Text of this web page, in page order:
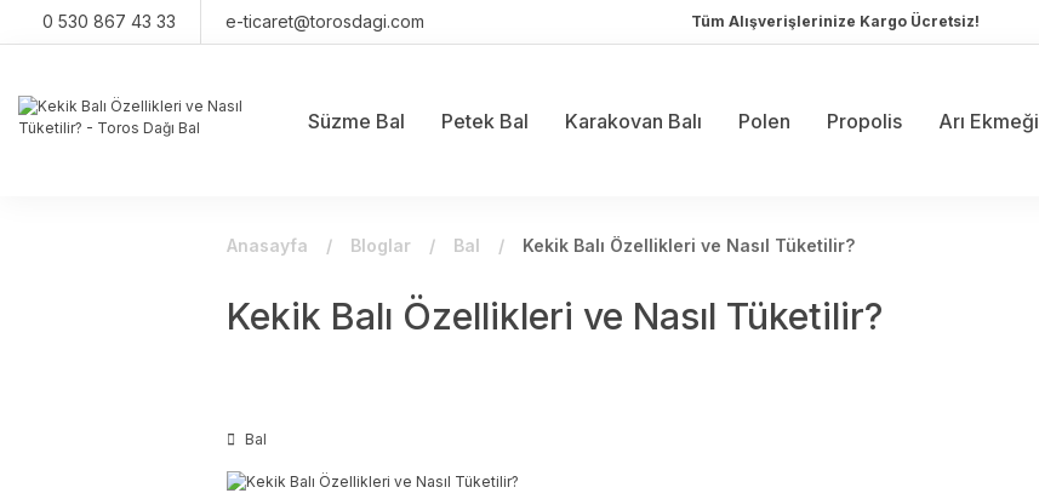
0 530 867 43 33 e-ticaret@torosdagi.com Tüm Alışverişlerinize Kargo Ücretsiz!
Süzme Bal Petek Bal Karakovan Balı Polen Propolis Arı Ekmeği
Anasayfa Bloglar Bal Kekik Balı Özellikleri ve Nasıl Tüketilir?
Kekik Balı Özellikleri ve Nasıl Tüketilir?
Bal